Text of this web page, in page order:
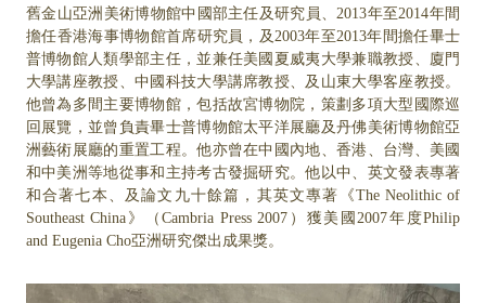
舊金山亞洲美術博物館中國部主任及研究員、2013年至2014年間
擔任香港海事博物館首席研究員，及2003年至2013年間擔任畢士
普博物館人類學部主任，並兼任美國夏威夷大學兼職教授、廈門
大學講座教授、中國科技大學講席教授、及山東大學客座教授。
他曾為多間主要博物館，包括故宮博物院，策劃多項大型國際巡
回展覽，並曾負責畢士普博物館太平洋展廳及丹佛美術博物館亞
洲藝術展廳的重置工程。他亦曾在中國內地、香港、台灣、美國
和中美洲等地從事和主持考古發掘研究。他以中、英文發表專著
和合著七本、及論文九十餘篇，其英文專著《The Neolithic of
Southeast China》（Cambria Press 2007）獲美國2007年度Philip
and Eugenia Cho亞洲研究傑出成果獎。